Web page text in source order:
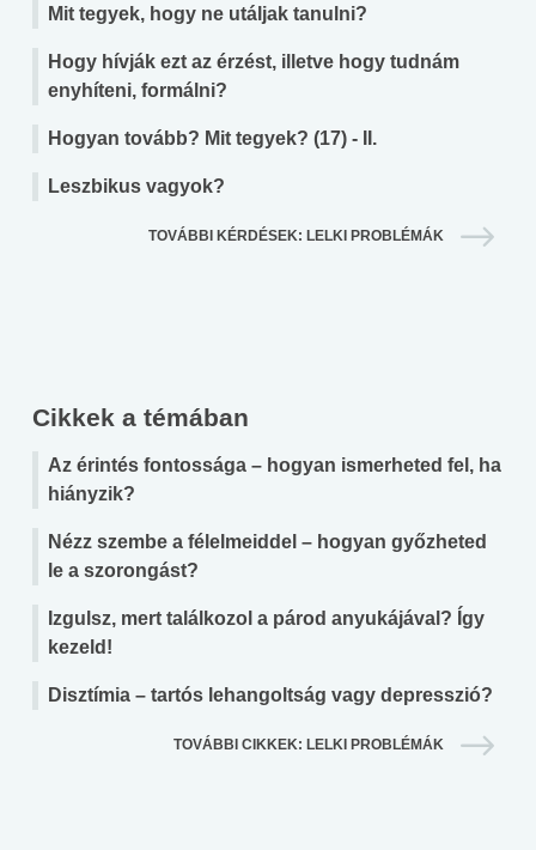
Mit tegyek, hogy ne utáljak tanulni?
Hogy hívják ezt az érzést, illetve hogy tudnám
enyhíteni, formálni?
Hogyan tovább? Mit tegyek? (17) - II.
Leszbikus vagyok?
TOVÁBBI KÉRDÉSEK: LELKI PROBLÉMÁK
Cikkek a témában
Az érintés fontossága – hogyan ismerheted fel, ha
hiányzik?
Nézz szembe a félelmeiddel – hogyan győzheted
le a szorongást?
Izgulsz, mert találkozol a párod anyukájával? Így
kezeld!
Disztímia – tartós lehangoltság vagy depresszió?
TOVÁBBI CIKKEK: LELKI PROBLÉMÁK